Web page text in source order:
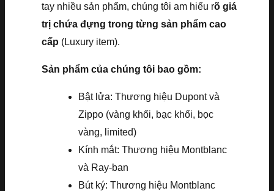
tay nhiều sản phẩm, chúng tôi am hiểu rõ giá
trị chứa đựng trong từng sản phẩm cao
cấp (Luxury item).
Sản phẩm của chúng tôi bao gồm:
Bật lửa: Thương hiệu Dupont và
Zippo (vàng khối, bạc khối, bọc
vàng, limited)
Kính mắt: Thương hiệu Montblanc
và Ray-ban
Bút ký: Thương hiệu Montblanc